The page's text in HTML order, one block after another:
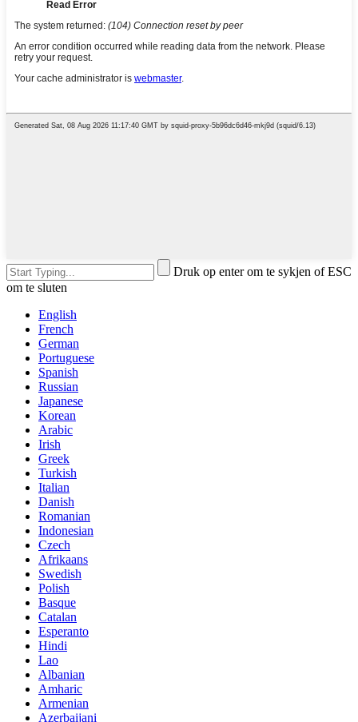
Druk op enter om te sykjen of ESC
om te sluten
English
French
German
Portuguese
Spanish
Russian
Japanese
Korean
Arabic
Irish
Greek
Turkish
Italian
Danish
Romanian
Indonesian
Czech
Afrikaans
Swedish
Polish
Basque
Catalan
Esperanto
Hindi
Lao
Albanian
Amharic
Armenian
Azerbaijani